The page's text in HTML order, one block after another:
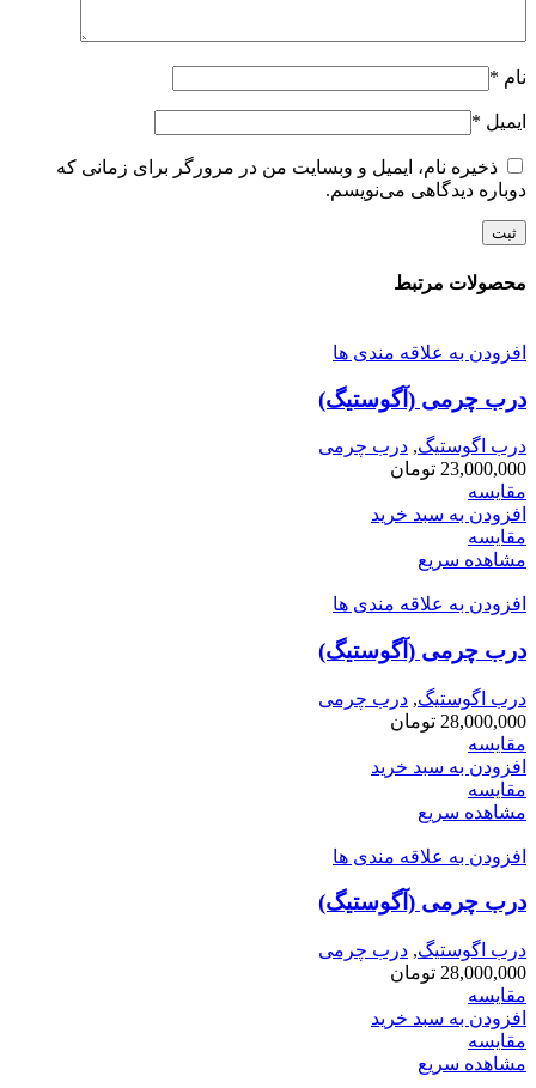
نام *
ایمیل *
ذخیره نام، ایمیل و وبسایت من در مرورگر برای زمانی که
دوباره دیدگاهی می‌نویسم.
محصولات مرتبط
افزودن به علاقه مندی ها
درب چرمی (آگوستیگ)
درب اگوستیگ, درب چرمی
23,000,000 تومان
مقایسه
افزودن به سبد خرید
مقایسه
مشاهده سریع
افزودن به علاقه مندی ها
درب چرمی (آگوستیگ)
درب اگوستیگ, درب چرمی
28,000,000 تومان
مقایسه
افزودن به سبد خرید
مقایسه
مشاهده سریع
افزودن به علاقه مندی ها
درب چرمی (آگوستیگ)
درب اگوستیگ, درب چرمی
28,000,000 تومان
مقایسه
افزودن به سبد خرید
مقایسه
مشاهده سریع